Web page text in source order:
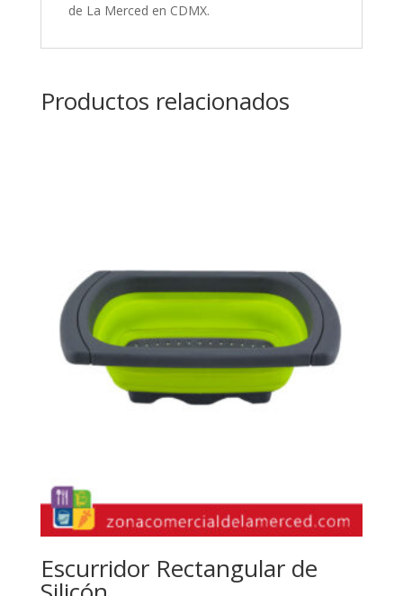
de La Merced en CDMX.
Productos relacionados
Escurridor Rectangular de